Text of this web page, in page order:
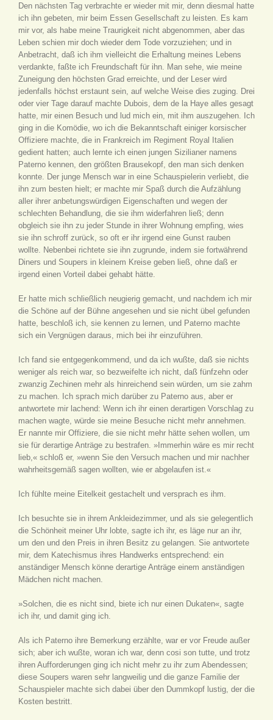
Den nächsten Tag verbrachte er wieder mit mir, denn diesmal hatte
ich ihn gebeten, mir beim Essen Gesellschaft zu leisten. Es kam
mir vor, als habe meine Traurigkeit nicht abgenommen, aber das
Leben schien mir doch wieder dem Tode vorzuziehen; und in
Anbetracht, daß ich ihm vielleicht die Erhaltung meines Lebens
verdankte, faßte ich Freundschaft für ihn. Man sehe, wie meine
Zuneigung den höchsten Grad erreichte, und der Leser wird
jedenfalls höchst erstaunt sein, auf welche Weise dies zuging. Drei
oder vier Tage darauf machte Dubois, dem de la Haye alles gesagt
hatte, mir einen Besuch und lud mich ein, mit ihm auszugehen. Ich
ging in die Komödie, wo ich die Bekanntschaft einiger korsischer
Offiziere machte, die in Frankreich im Regiment Royal Italien
gedient hatten; auch lernte ich einen jungen Sizilianer namens
Paterno kennen, den größten Brausekopf, den man sich denken
konnte. Der junge Mensch war in eine Schauspielerin verliebt, die
ihn zum besten hielt; er machte mir Spaß durch die Aufzählung
aller ihrer anbetungswürdigen Eigenschaften und wegen der
schlechten Behandlung, die sie ihm widerfahren ließ; denn
obgleich sie ihn zu jeder Stunde in ihrer Wohnung empfing, wies
sie ihn schroff zurück, so oft er ihr irgend eine Gunst rauben
wollte. Nebenbei richtete sie ihn zugrunde, indem sie fortwährend
Diners und Soupers in kleinem Kreise geben ließ, ohne daß er
irgend einen Vorteil dabei gehabt hätte.
Er hatte mich schließlich neugierig gemacht, und nachdem ich mir
die Schöne auf der Bühne angesehen und sie nicht übel gefunden
hatte, beschloß ich, sie kennen zu lernen, und Paterno machte
sich ein Vergnügen daraus, mich bei ihr einzuführen.
Ich fand sie entgegenkommend, und da ich wußte, daß sie nichts
weniger als reich war, so bezweifelte ich nicht, daß fünfzehn oder
zwanzig Zechinen mehr als hinreichend sein würden, um sie zahm
zu machen. Ich sprach mich darüber zu Paterno aus, aber er
antwortete mir lachend: Wenn ich ihr einen derartigen Vorschlag zu
machen wagte, würde sie meine Besuche nicht mehr annehmen.
Er nannte mir Offiziere, die sie nicht mehr hätte sehen wollen, um
sie für derartige Anträge zu bestrafen. »Immerhin wäre es mir recht
lieb,« schloß er, »wenn Sie den Versuch machen und mir nachher
wahrheitsgemäß sagen wollten, wie er abgelaufen ist.«
Ich fühlte meine Eitelkeit gestachelt und versprach es ihm.
Ich besuchte sie in ihrem Ankleidezimmer, und als sie gelegentlich
die Schönheit meiner Uhr lobte, sagte ich ihr, es läge nur an ihr,
um den und den Preis in ihren Besitz zu gelangen. Sie antwortete
mir, dem Katechismus ihres Handwerks entsprechend: ein
anständiger Mensch könne derartige Anträge einem anständigen
Mädchen nicht machen.
»Solchen, die es nicht sind, biete ich nur einen Dukaten«, sagte
ich ihr, und damit ging ich.
Als ich Paterno ihre Bemerkung erzählte, war er vor Freude außer
sich; aber ich wußte, woran ich war, denn cosi son tutte, und trotz
ihren Aufforderungen ging ich nicht mehr zu ihr zum Abendessen;
diese Soupers waren sehr langweilig und die ganze Familie der
Schauspieler machte sich dabei über den Dummkopf lustig, der die
Kosten bestritt.